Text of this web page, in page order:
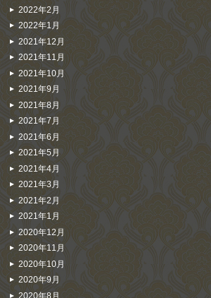
2022年2月
2022年1月
2021年12月
2021年11月
2021年10月
2021年9月
2021年8月
2021年7月
2021年6月
2021年5月
2021年4月
2021年3月
2021年2月
2021年1月
2020年12月
2020年11月
2020年10月
2020年9月
2020年8月